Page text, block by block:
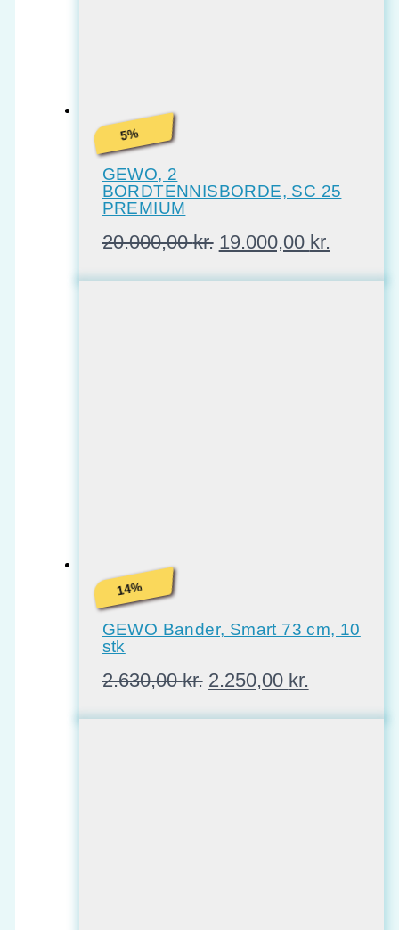
5%
GEWO, 2
BORDTENNISBORDE, SC 25
PREMIUM
20.000,00kr. Den
pris
19.000,00 kr.
pris
14%
GEWO Bander, Smart 73 cm, 10
stk
2.630,00kr. Den
pris
2.250,00 kr.
pris